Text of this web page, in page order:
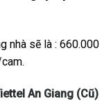
nhà sẽ là : 660.000
An Giang (Cũ)